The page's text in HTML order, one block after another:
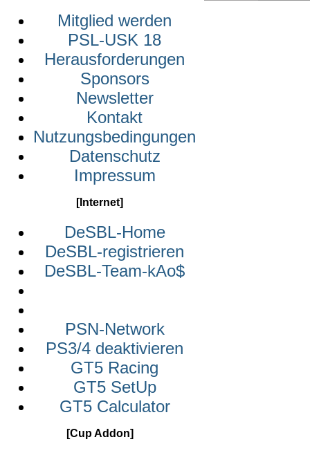
Mitglied werden
PSL-USK 18
Herausforderungen
Sponsors
Newsletter
Kontakt
Nutzungsbedingungen
Datenschutz
Impressum
[Internet]
DeSBL-Home
DeSBL-registrieren
DeSBL-Team-kAo$
PSN-Network
PS3/4 deaktivieren
GT5 Racing
GT5 SetUp
GT5 Calculator
[Cup Addon]